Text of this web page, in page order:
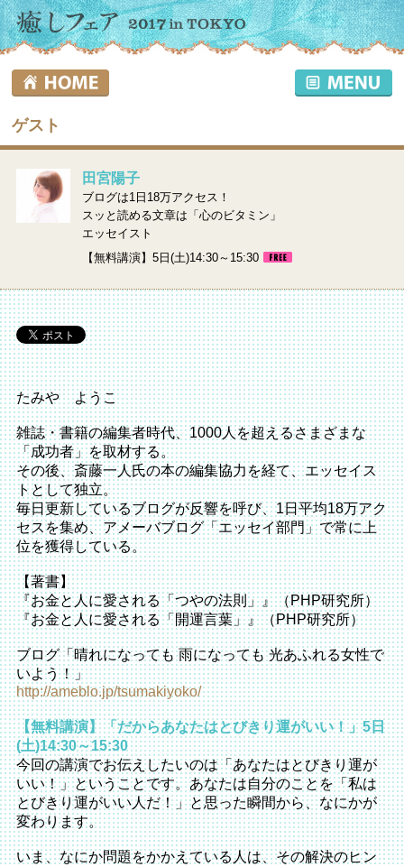
ゲスト
田宮陽子
ブログは1日18万アクセス！
スッと読める文章は「心のビタミン」
エッセイスト
【無料講演】5日(土)14:30～15:30
たみや ようこ
雑誌・書籍の編集者時代、1000人を超えるさまざまな
「成功者」を取材する。
その後、斎藤一人氏の本の編集協力を経て、エッセイス
トとして独立。
毎日更新しているブログが反響を呼び、1日平均18万アク
セスを集め、アメーバブログ「エッセイ部門」で常に上
位を獲得している。
【著書】
『お金と人に愛される「つやの法則」』（PHP研究所）
『お金と人に愛される「開運言葉」』（PHP研究所）
ブログ「晴れになっても 雨になっても 光あふれる女性で
いよう！」
http://ameblo.jp/tsumakiyoko/
【無料講演】「だからあなたはとびきり運がいい！」5日
(土)14:30～15:30
今回の講演でお伝えしたいのは「あなたはとびきり運が
いい！」ということです。あなたは自分のことを「私は
とびきり運がいい人だ！」と思った瞬間から、なにかが
変わります。
いま、なにか問題をかかえている人は、その解決のヒン